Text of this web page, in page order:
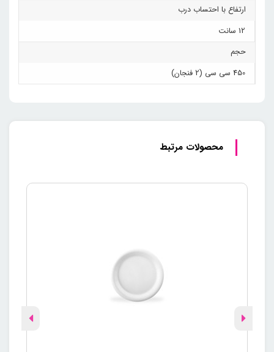
ارتفاع با احتساب درب
12 سانت
حجم
450 سی سی (2 فنجان)
محصولات مرتبط